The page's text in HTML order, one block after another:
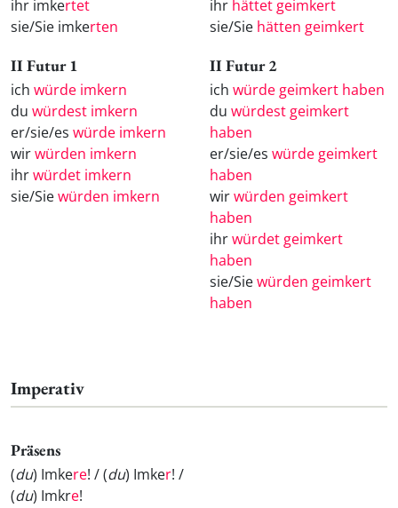
ihr imkertet
sie/Sie imkerten
ihr hättet geimkert
sie/Sie hätten geimkert
II Futur 1
ich würde imkern
du würdest imkern
er/sie/es würde imkern
wirwürden imkern
ihrwürdet imkern
sie/Siewürden imkern
II Futur 2
ich würde geimkert haben
du würdest geimkert
haben
er/sie/es würde geimkert
haben
wirwürden geimkert
haben
ihrwürdet geimkert
haben
sie/Siewürden geimkert
haben
Imperativ
Präsens
(du) Imkere! / (du) Imker! /
(du) Imkre!